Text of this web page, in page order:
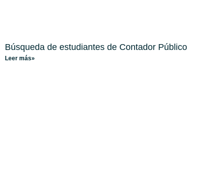
Búsqueda de estudiantes de Contador Público
Leer más»